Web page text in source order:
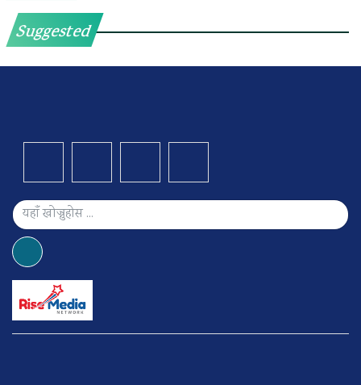
Suggested